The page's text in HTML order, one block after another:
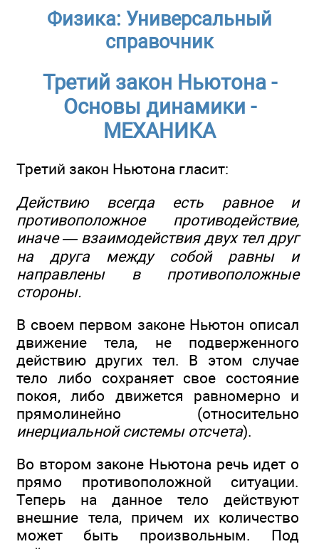
Физика: Универсальный
справочник
Третий закон Ньютона -
Основы динамики -
МЕХАНИКА
Третий закон Ньютона гласит:
Действию всегда есть равное и
противоположное противодействие,
иначе — взаимодействия двух тел друг
на друга между собой равны и
направлены в противоположные
стороны.
В своем первом законе Ньютон описал
движение тела, не подверженного
действию других тел. В этом случае
тело либо сохраняет свое состояние
покоя, либо движется равномерно и
прямолинейно (относительно
инерциальной системы отсчета).
Во втором законе Ньютона речь идет о
прямо противоположной ситуации.
Теперь на данное тело действуют
внешние тела, причем их количество
может быть произвольным. Под